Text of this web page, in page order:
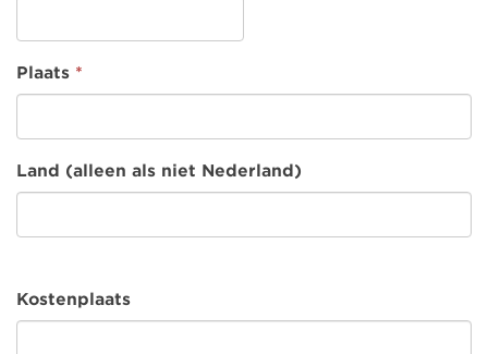
Plaats *
Land (alleen als niet Nederland)
Kostenplaats